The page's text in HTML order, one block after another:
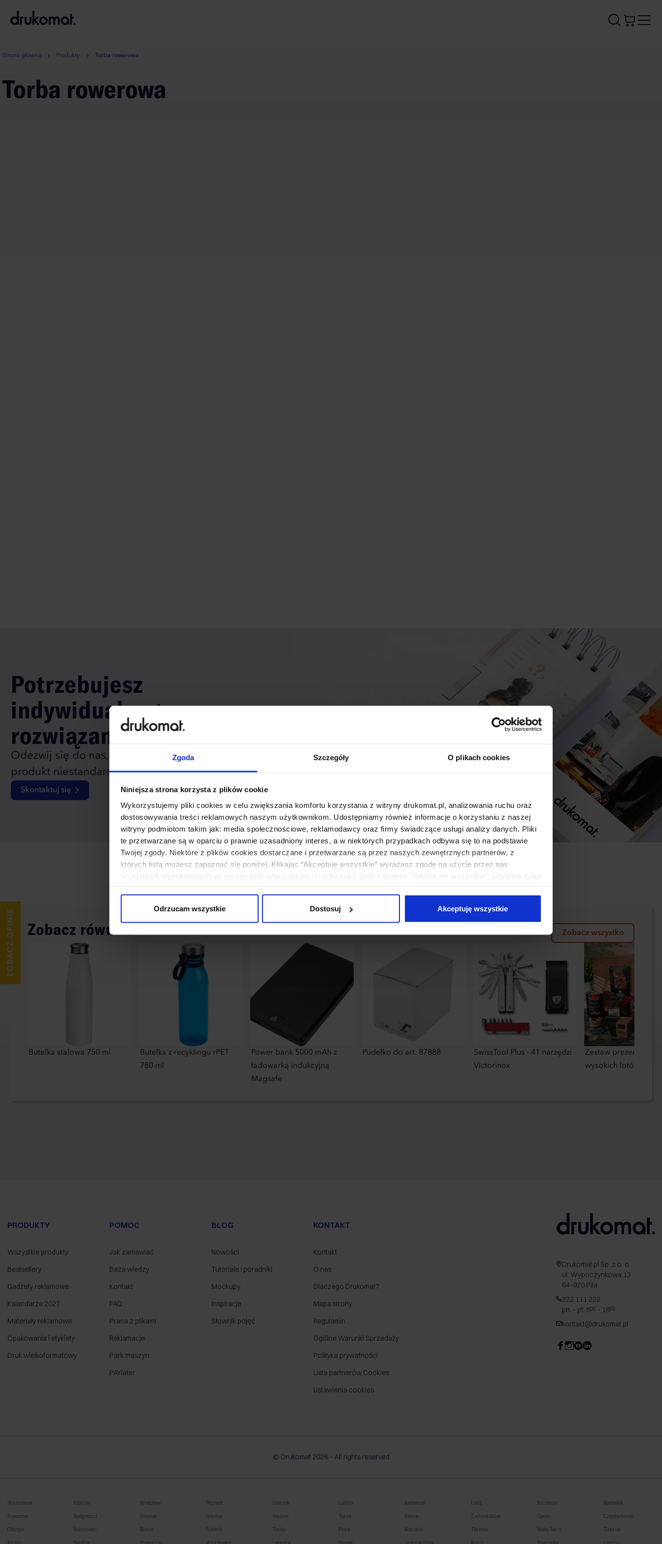
Zgoda Szczegóły O plikach cookies
Niniejsza strona korzysta z plików cookie
Wykorzystujemy pliki cookies w celu zwiększania komfortu korzystania z witryny drukomat.pl, analizowania ruchu oraz
dostosowywania treści reklamowych naszym użytkownikom. Udostępniamy również informacje o korzystaniu z naszej
witryny podmiotom takim jak: media społecznościowe, reklamodawcy oraz firmy świadczące usługi analizy danych. Pliki
te przetwarzane są w oparciu o prawnie uzasadniony interes, a w niektórych przypadkach odbywa się to na podstawie
Twojej zgody. Niektóre z plików cookies dostarczane i przetwarzane są przez naszych zewnętrznych partnerów, z
których listą możesz zapoznać się poniżej. Klikając “Akceptuję wszystkie” wyrażasz zgodę na użycie przez nas
wszystkich wymienionych wcześniej rodzajów cookies (ciasteczek). Jeśli klikniesz "Odrzucam wszystkie", użyjemy tylko
Odrzucam wszystkie
Dostosuj Akceptuję wszystkie
A
Strona główna Produkty Torba rowerowa
Torba rowerowa
Potrzebujesz
indywidualnego
rozwiązania?
Odezwij się do nas, aby omówić
produkt niestandardowy.
Skontaktuj się
Zobacz również Zobacz wszystko
Butelka stalowa 750 ml
Butelka z recyklingu rPET
780 ml
Power bank 5000 mAh z
ładowarką indukcyjną
Magsafe
Pudełko do art. 87888
SwissTool Plus - 41 narzędzi
Victorinox
Zestaw prezentowy
wysokich lotów
PRODUKTY
Wszystkie produkty
Bestsellery
Gadżety reklamowe
Kalendarze 2027
Materiały reklamowe
Opakowania i etykiety
Druk wielkoformatowy
POMOC
Jak zamawiać
Baza wiedzy
Kontakt
FAQ
Praca z plikami
Reklamacje
Park maszyn
PAYlater
BLOG
Nowości
Tutoriale i poradniki
Mockupy
Inspiracje
Słownik pojęć
KONTAKT
Kontakt
O nas
Dlaczego Drukomat?
Mapa strony
Regulamin
Ogólne Warunki Sprzedaży
Polityka prywatności
Lista partnerów Cookies
Ustawienia cookies
Drukomat.pl Sp. z o. o.
ul. Wypoczynkowa 13
64-920 Piła
222 111 222
pn. - pt. 800 - 1800
kontakt@drukomat.pl
© Drukomat 2026 – All rights reserved
Warszawa Kraków Wrocław Poznań Gdańsk Lublin Katowice Łódź Szczecin Białystok
Rzeszów Bydgoszcz Gliwice Gdynia Radom Toruń Kielce Zielona Góra Opole Częstochowa
Olsztyn Sosnowiec Bytom Rybnik Tychy Płock Koszalin Tarnów Nowy Sącz Zabrze